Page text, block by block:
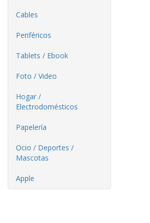
Cables
Periféricos
Tablets / Ebook
Foto / Video
Hogar /
Electrodomésticos
Papelería
Ocio / Deportes /
Mascotas
Apple